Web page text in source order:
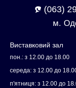
(063)
м.
Виставковий зал
пон.: з 12.00 до 18.00
середа: з 12.00 до
п'ятниця: з 12.00 до